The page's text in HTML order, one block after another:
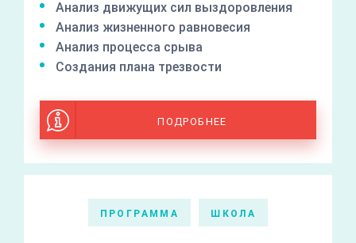
Анализ движущих сил выздоровления
Анализ жизненного равновесия
Анализ процесса срыва
Создания плана трезвости
ПОДРОБНЕЕ
ПРОГРАММА ШКОЛА